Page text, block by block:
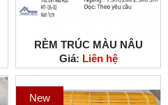
RÈM TRÚC MÀU NÂU
RƯỢU TỰ NHIÊN BỀN ĐẸP
Giá: Liên hệ
New